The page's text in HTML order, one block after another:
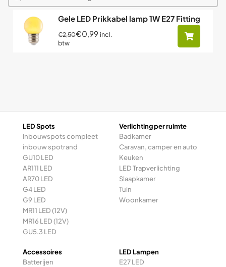
Gele LED Prikkabel lamp 1W E27 Fitting
€2,50€0,99 incl.
btw
LED Spots
Inbouwspots compleet
inbouw spotrand
GU10 LED
AR111 LED
AR70 LED
G4 LED
G9 LED
MR11 LED (12V)
MR16 LED (12V)
GU5.3 LED
Verlichting per ruimte
Badkamer
Caravan, camper en auto
Keuken
LED Trapverlichting
Slaapkamer
Tuin
Woonkamer
Accessoires
Batterijen
LED Lampen
E27 LED